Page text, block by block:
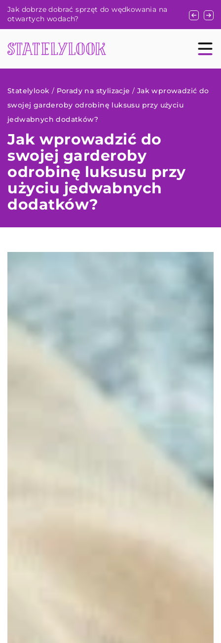
Jak wybrać idealną sukienkę na letnie przyjęcie
weselne?
Jak
twojej
Statelylook / Porady na stylizacje / Jak wprowadzić do
swojej garderoby odrobinę luksusu przy użyciu
jedwabnych dodatków?
Jak wprowadzić do
swojej garderoby
odrobinę luksusu przy
użyciu jedwabnych
dodatków?